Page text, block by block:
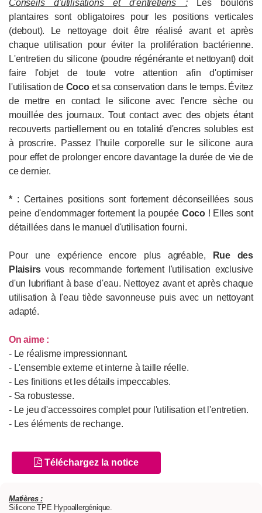
Conseils d'utilisations et d'entretiens :Les boulons
plantaires sont obligatoires pour les positions verticales
(debout). Le nettoyage doit être réalisé avant et après
chaque utilisation pour éviter la prolifération bactérienne.
L'entretien du silicone (poudre régénérante et nettoyant) doit
faire l'objet de toute votre attention afin d'optimiser
l'utilisation de Coco et sa conservation dans le temps. Évitez
de mettre en contact le silicone avec l'encre sèche ou
mouillée des journaux. Tout contact avec des objets étant
recouverts partiellement ou en totalité d'encres solubles est
à proscrire. Passez l'huile corporelle sur le silicone aura
pour effet de prolonger encore davantage la durée de vie de
ce dernier.
*: Certaines positions sont fortement déconseillées sous
peine d'endommager fortement la poupée Coco ! Elles sont
détaillées dans le manuel d'utilisation fourni.
Pour une expérience encore plus agréable,
Rue des
Plaisirsvous recommande fortement l'utilisation exclusive
d'un lubrifiant à base d'eau. Nettoyez avant et après chaque
utilisation à l'eau tiède savonneuse puis avec un nettoyant
adapté.
On aime :
- Le réalisme impressionnant.
- L'ensemble externe et interne à taille réelle.
- Les finitions et les détails impeccables.
- Sa robustesse.
- Le jeu d'accessoires complet pour l'utilisation et l'entretien.
- Les éléments de rechange.
Téléchargez la notice
Matières :
Silicone TPE Hypoallergénique.